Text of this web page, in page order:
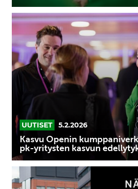
Kasvu
Openin
kumppaniverkosto
vahvistaa
pk-
yritysten
edellytyksiä
UUTISET 5.2.2026
Kasvu Openin
pk-yritysten kasvun
Puhe
pk-